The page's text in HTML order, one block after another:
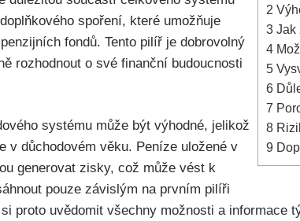
2
3 Jak
4
5
6
7
8
9
spoření, které umožňuje
fondů. Tento pilíř je dobrovolný
rozhodnout o své finanční budoucnosti
systému může být výhodné, jelikož
v důchodovém věku. Peníze uložené v
generovat zisky, což může vést k
pouze závislým na prvním pilíři
proto uvědomit všechny možnosti a informace